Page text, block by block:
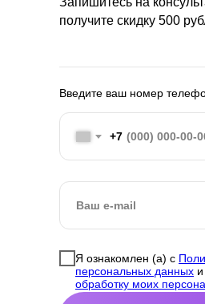
получите скидку 500
Введите ваш номер
+7
Я ознакомлен (а) с
персональных данных
обработку моих
включая данные,